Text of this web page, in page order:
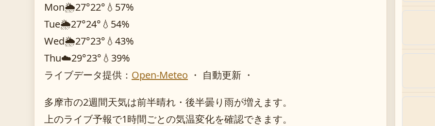
Mon🌦️27°22° 💧57%
Tue🌦️27°24° 💧54%
Wed🌦️27°23° 💧43%
Thu☁️29°23° 💧39%
ライブデータ提供： Open-Meteo ・ 自動更新 ・
多摩市の2週間天気は前半晴れ・後半曇り雨が増えます。
上のライブ予報で1時間ごとの気温変化を確認できます。